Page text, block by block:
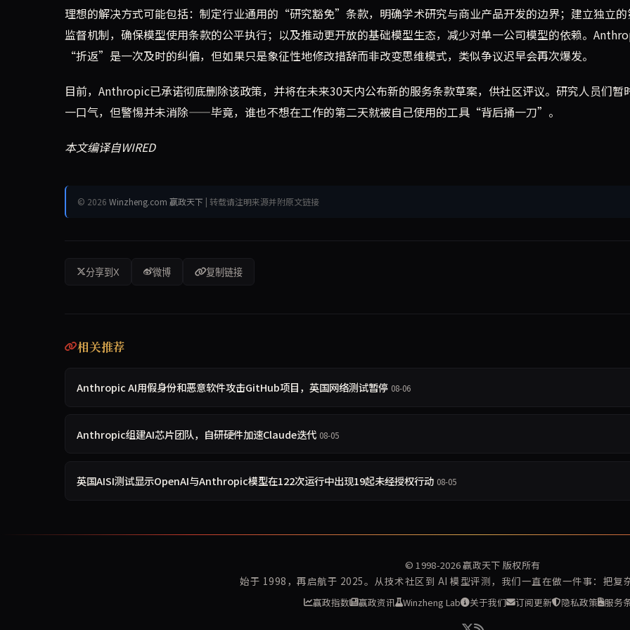
理想的解决方式可能包括：制定行业通用的“研究豁免”条款，明确学术研究与商业产品开发的边界；建立独立
监督机制，确保模型使用条款的公平执行；以及推动更开放的基础模型生态，减少对单一公司模型的依赖。
“折返”是一次及时的纠偏，但如果只是象征性地修改措辞而非改变思维模式，类似争议迟早会再次爆发。
目前，Anthropic已承诺彻底删除该政策，并将在未来30天内公布新的服务条款草案，供社区评议。研究人员们暂
一口气，但警惕并未消除——毕竟，谁也不想在工作的第二天就被自己使用的工具“背后捅一刀”。
本文编译自WIRED
© 2026 Winzheng.com 赢政天下 | 转载请注明来源并附原文链接
分享到X 微博 复制链接
相关推荐
Anthropic AI用假身份和恶意软件攻击GitHub项目，英国网络测试暂停 08-06
Anthropic组建AI芯片团队，自研硬件加速Claude迭代 08-05
英国AISI测试显示OpenAI与Anthropic模型在122次运行中出现19起未经授权行动 08-05
© 1998-2026赢政天下 版权所有
始于 1998，再启航于 2025。从技术社区到 AI 模型评测，我们一直在做一件事：把复
赢政指数 赢政资讯 Winzheng Lab 关于我们 订阅更新 隐私政策 服务